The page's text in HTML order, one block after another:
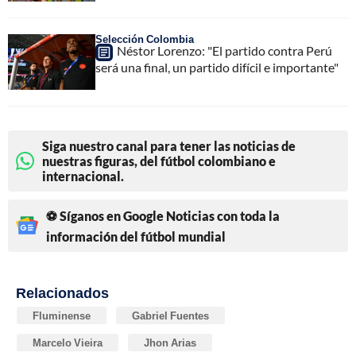
Selección Colombia
Néstor Lorenzo: "El partido contra Perú
será una final, un partido difícil e importante"
Siga nuestro canal para tener las noticias de
nuestras figuras, del fútbol colombiano e
internacional.
⚽ Síganos en Google Noticias con toda la
información del fútbol mundial
Relacionados
Fluminense Gabriel Fuentes
Marcelo Vieira Jhon Arias